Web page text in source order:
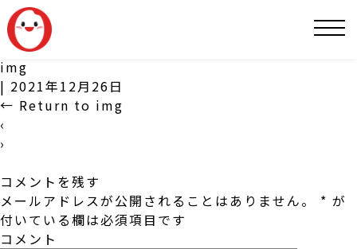
img
| 2021年12月26日
← Return to img
‹
›
コメントを残す
メールアドレスが公開されることはありません。
* が
付いている欄は必須項目です
コメント